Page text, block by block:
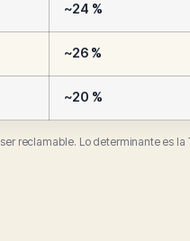
~24 %
~26 %
~20 %
reclamable. Lo determinante es